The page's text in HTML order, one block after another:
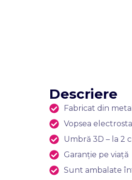
Descriere
Fabricat din
Vopsea
Umbră 3D – la 2
Garanție pe viață
Sunt ambalate